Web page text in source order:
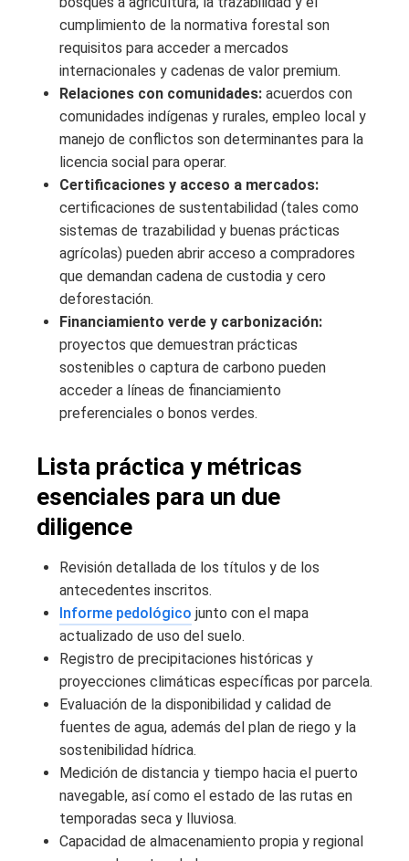
cumplimiento de la normativa forestal son
requisitos para acceder a mercados
internacionales y cadenas de valor premium.
Relaciones con comunidades: acuerdos con
comunidades indígenas y rurales, empleo local y
manejo de conflictos son determinantes para la
licencia social para operar.
Certificaciones y acceso a mercados:
certificaciones de sustentabilidad (tales como
sistemas de trazabilidad y buenas prácticas
agrícolas) pueden abrir acceso a compradores
que demandan cadena de custodia y cero
deforestación.
Financiamiento verde y carbonización:
proyectos que demuestran prácticas
sostenibles o captura de carbono pueden
acceder a líneas de financiamiento
preferenciales o bonos verdes.
Lista práctica y métricas
esenciales para un due
diligence
Revisión detallada de los títulos y de los
antecedentes inscritos.
Informe pedológico junto con el mapa
actualizado de uso del suelo.
Registro de precipitaciones históricas y
proyecciones climáticas específicas por parcela.
Evaluación de la disponibilidad y calidad de
fuentes de agua, además del plan de riego y la
sostenibilidad hídrica.
Medición de distancia y tiempo hacia el puerto
navegable, así como el estado de las rutas en
temporadas seca y lluviosa.
Capacidad de almacenamiento propia y regional